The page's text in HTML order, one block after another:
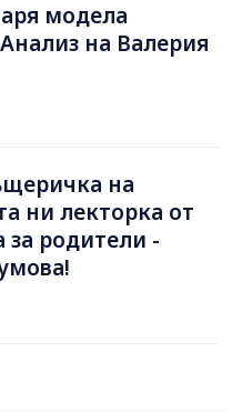
модела
на Валерия
на
ни лекторка от
родители -